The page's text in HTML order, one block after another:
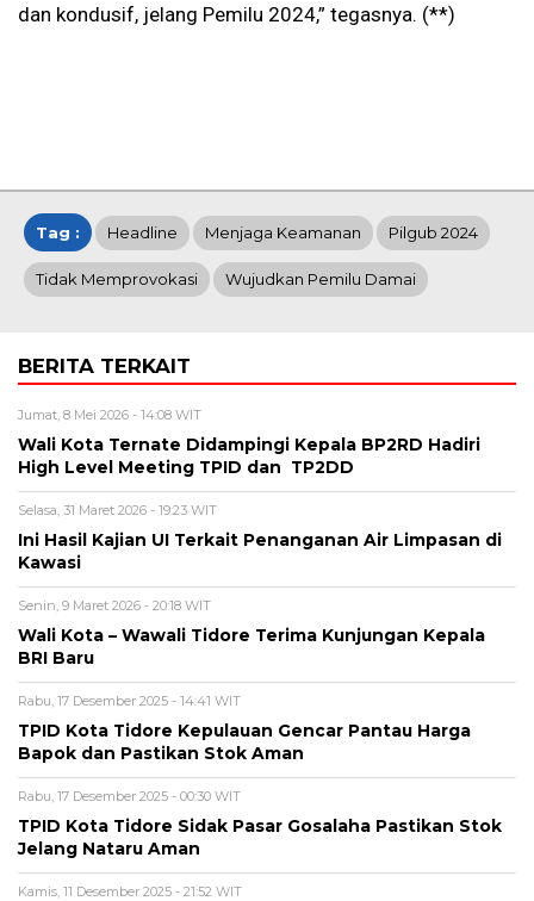
dan kondusif, jelang Pemilu 2024,” tegasnya. (**)
Tag : Headline Menjaga Keamanan Pilgub 2024
Tidak Memprovokasi Wujudkan Pemilu Damai
BERITA TERKAIT
Jumat, 8 Mei 2026 - 14:08 WIT
Wali Kota Ternate Didampingi Kepala BP2RD Hadiri
High Level Meeting TPID dan TP2DD
Selasa, 31 Maret 2026 - 19:23 WIT
Ini Hasil Kajian UI Terkait Penanganan Air Limpasan di
Kawasi
Senin, 9 Maret 2026 - 20:18 WIT
Wali Kota – Wawali Tidore Terima Kunjungan Kepala
BRI Baru
Rabu, 17 Desember 2025 - 14:41 WIT
TPID Kota Tidore Kepulauan Gencar Pantau Harga
Bapok dan Pastikan Stok Aman
Rabu, 17 Desember 2025 - 00:30 WIT
TPID Kota Tidore Sidak Pasar Gosalaha Pastikan Stok
Jelang Nataru Aman
Kamis, 11 Desember 2025 - 21:52 WIT